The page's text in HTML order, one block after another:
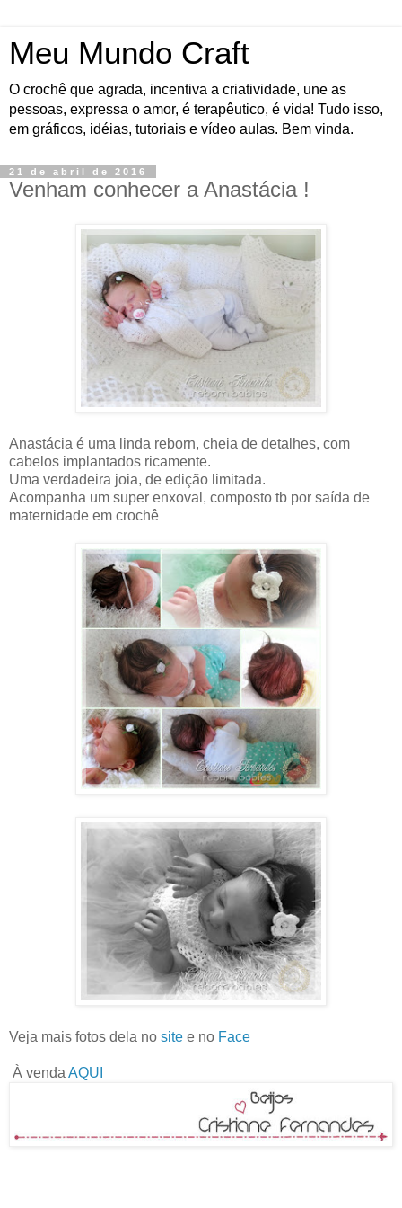
Meu Mundo Craft
O crochê que agrada, incentiva a criatividade, une as
pessoas, expressa o amor, é terapêutico, é vida! Tudo isso,
em gráficos, idéias, tutoriais e vídeo aulas. Bem vinda.
21 de abril de 2016
Venham conhecer a Anastácia !
Anastácia é uma linda reborn, cheia de detalhes, com
cabelos implantados ricamente.
Uma verdadeira joia, de edição limitada.
Acompanha um super enxoval, composto tb por saída de
maternidade em crochê
Veja mais fotos dela no site e no Face
À venda AQUI